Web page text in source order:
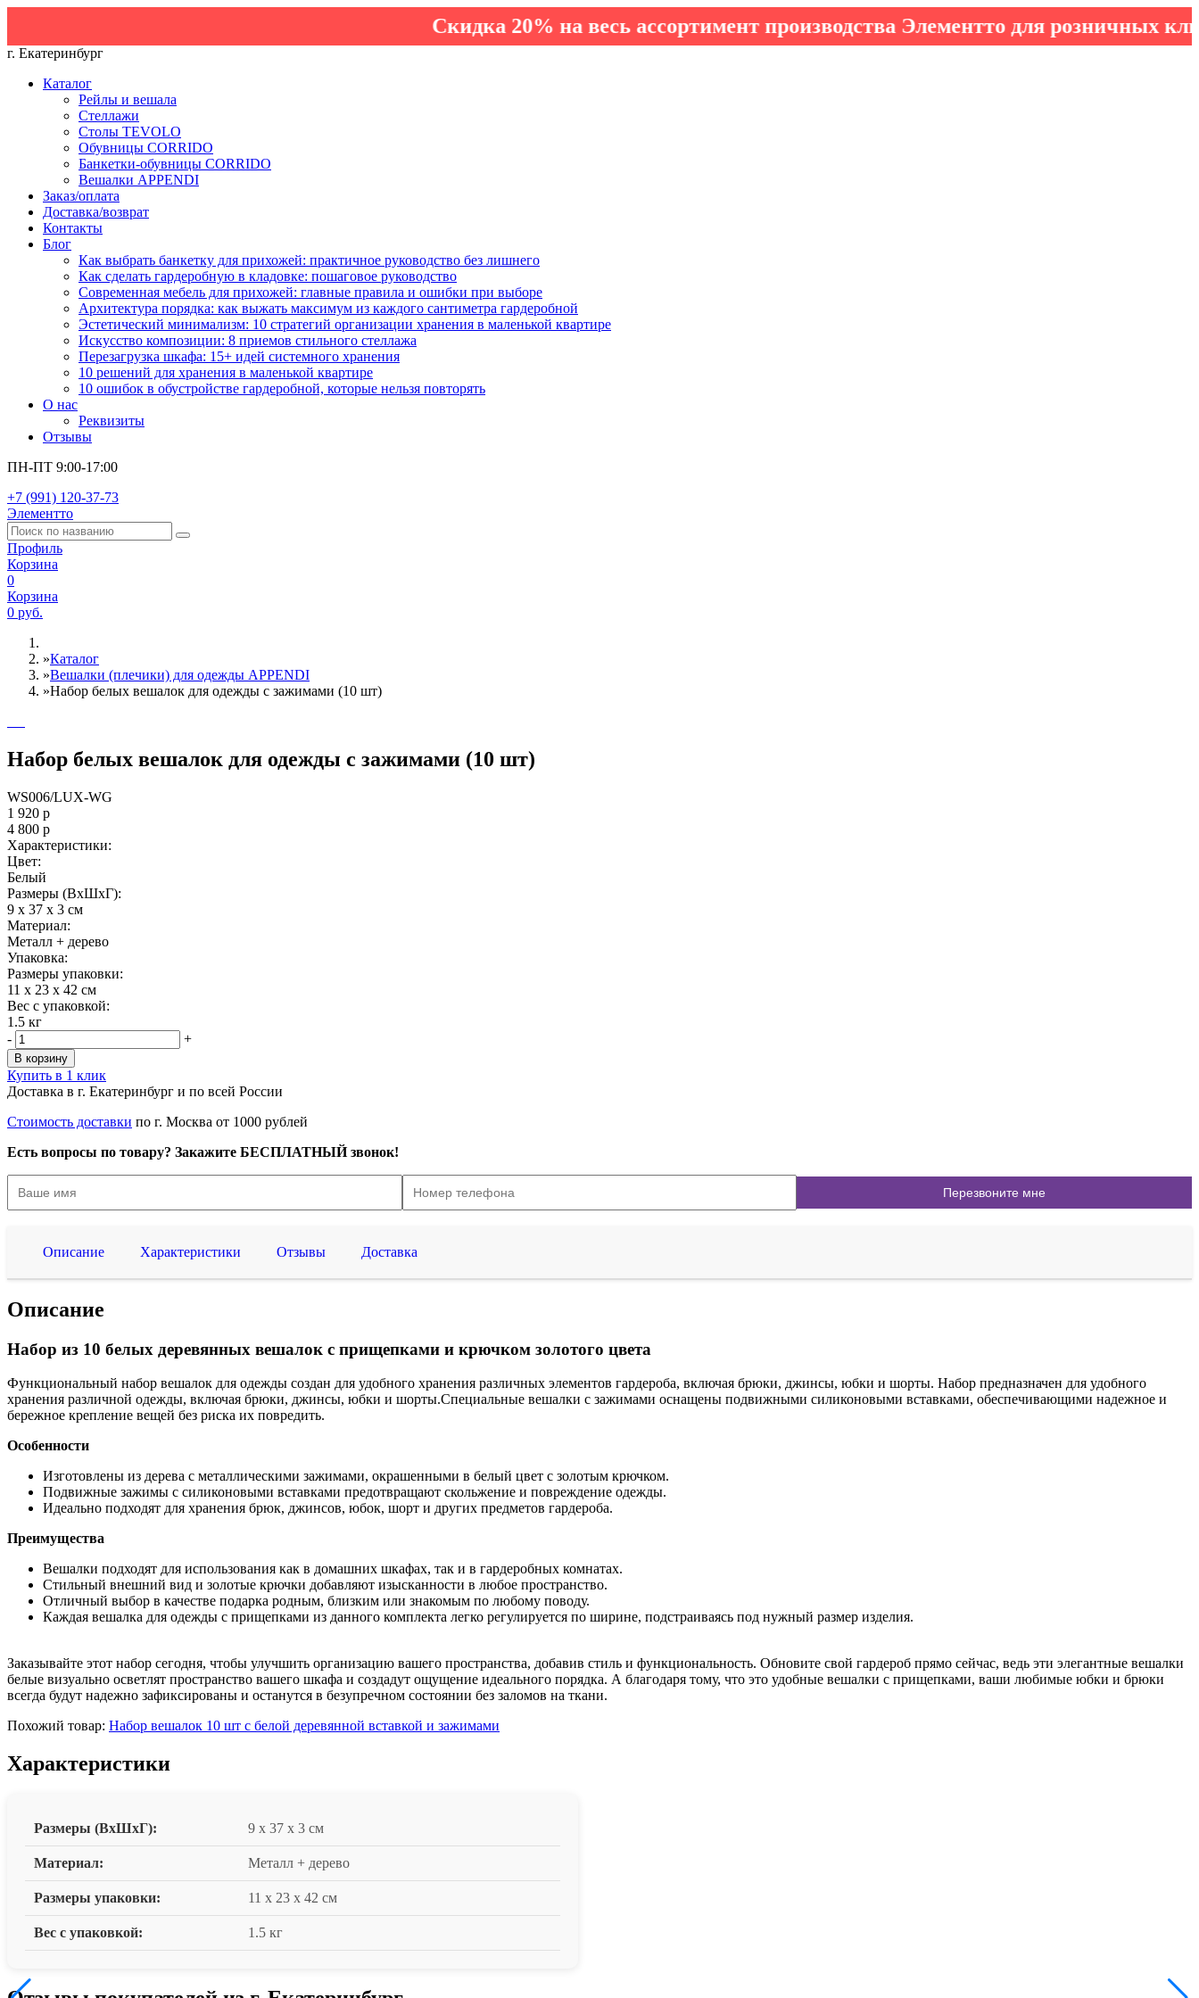
Скидка 20% на весь ассортимент производства Элементто для розничных
г. Екатеринбург
Каталог
Рейлы и вешала
Стеллажи
Столы TEVOLO
Обувницы CORRIDO
Банкетки-обувницы CORRIDO
Вешалки APPENDI
Заказ/оплата
Доставка/возврат
Контакты
Блог
Как выбрать банкетку для прихожей: практичное руководство без лишнего
Как сделать гардеробную в кладовке: пошаговое руководство
Современная мебель для прихожей: главные правила и ошибки при выборе
Архитектура порядка: как выжать максимум из каждого сантиметра гардеробной
Эстетический минимализм: 10 стратегий организации хранения в маленькой квартире
Искусство композиции: 8 приемов стильного стеллажа
Перезагрузка шкафа: 15+ идей системного хранения
10 решений для хранения в маленькой квартире
10 ошибок в обустройстве гардеробной, которые нельзя повторять
О нас
Реквизиты
Отзывы
ПН-ПТ 9:00-17:00
+7 (991) 120-37-73
Элементто
Профиль
Корзина
0
Корзина
0 руб.
»Каталог
»Вешалки (плечики) для одежды APPENDI
»Набор белых вешалок для одежды с зажимами (10 шт)
Набор белых вешалок для одежды с зажимами (10 шт)
WS006/LUX-WG
1 920 р
4 800 р
Характеристики:
Цвет:
Белый
Размеры (ВxШxГ):
9 x 37 x 3 см
Материал:
Металл + дерево
Упаковка:
Размеры упаковки:
11 x 23 x 42 см
Вес с упаковкой:
1.5 кг
-
+
В корзину
Купить в 1 клик
Доставка в г. Екатеринбург и по всей России
Стоимость доставки по г. Москва от 1000 рублей
Есть вопросы по товару? Закажите БЕСПЛАТНЫЙ звонок!
Описание Характеристики Отзывы Доставка
Описание
Набор из 10 белых деревянных вешалок с прищепками и крючком золотого цвета
Функциональный набор вешалок для одежды создан для удобного хранения различных элементов гардероба, включая брюки, джинсы, юбки и шорты. Набор предназначен для удобного
хранения различной одежды, включая брюки, джинсы, юбки и шорты.Специальные вешалки с зажимами оснащены подвижными силиконовыми вставками, обеспечивающими надежное и
бережное крепление вещей без риска их повредить.
Особенности
Изготовлены из дерева с металлическими зажимами, окрашенными в белый цвет с золотым крючком.
Подвижные зажимы с силиконовыми вставками предотвращают скольжение и повреждение одежды.
Идеально подходят для хранения брюк, джинсов, юбок, шорт и других предметов гардероба.
Преимущества
Вешалки подходят для использования как в домашних шкафах, так и в гардеробных комнатах.
Стильный внешний вид и золотые крючки добавляют изысканности в любое пространство.
Отличный выбор в качестве подарка родным, близким или знакомым по любому поводу.
Каждая вешалка для одежды с прищепками из данного комплекта легко регулируется по ширине, подстраиваясь под нужный размер изделия.
Заказывайте этот набор сегодня, чтобы улучшить организацию вашего пространства, добавив стиль и функциональность. Обновите свой гардероб прямо сейчас, ведь эти элегантные вешалки
белые визуально осветлят пространство вашего шкафа и создадут ощущение идеального порядка. А благодаря тому, что это удобные вешалки с прищепками, ваши любимые юбки и брюки
всегда будут надежно зафиксированы и останутся в безупречном состоянии без заломов на ткани.
Похожий товар: Набор вешалок 10 шт с белой деревянной вставкой и зажимами
Характеристики
Размеры (ВxШxГ): 9 x 37 x 3 см
Материал: Металл + дерево
Размеры упаковки: 11 x 23 x 42 см
Вес с упаковкой: 1.5 кг